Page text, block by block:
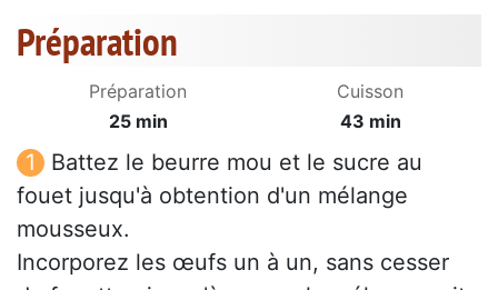
Préparation
Préparation
25 min
Cuisson
43 min
Battez le beurre mou et le sucre au
fouet jusqu'à obtention d'un mélange
mousseux.
Incorporez les œufs un à un, sans cesser